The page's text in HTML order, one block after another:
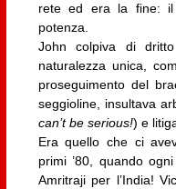
rete ed era la fine:
potenza.
John colpiva di
naturalezza unica,
proseguimento del
seggioline, insultava
can’t be serious!) e
Era quello che ci
primi ’80, quando
Amritraji per l’India!